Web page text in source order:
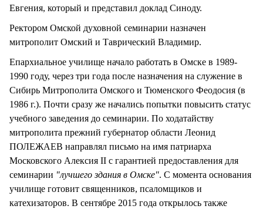
Евгения, который и представил доклад Синоду.
Ректором Омской духовной семинарии назначен
митрополит Омский и Таврический Владимир.
Епархиальное училище начало работать в Омске в 1989-
1990 году, через три года после назначения на служение в
Сибирь Митрополита Омского и Тюменского Феодосия (в
1986 г.). Почти сразу же начались попытки повысить статус
учебного заведения до семинарии. По ходатайству
митрополита прежний губернатор области Леонид
ПОЛЕЖАЕВ направлял письмо на имя патриарха
Московского Алексия II с гарантией предоставления для
семинарии "лучшего здания в Омске". С момента основания
училище готовит священников, псаломщиков и
катехизаторов. В сентябре 2015 года открылось также